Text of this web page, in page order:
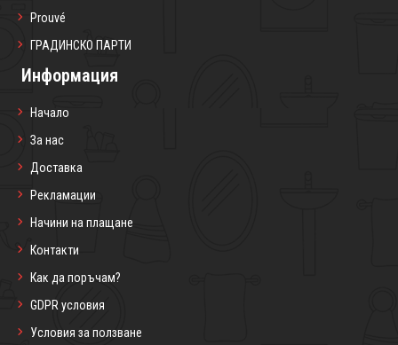
Prouvé
ГРАДИНСКО ПАРТИ
Информация
Начало
За нас
Доставка
Рекламации
Начини на плащане
Контакти
Как да поръчам?
GDPR условия
Условия за ползване